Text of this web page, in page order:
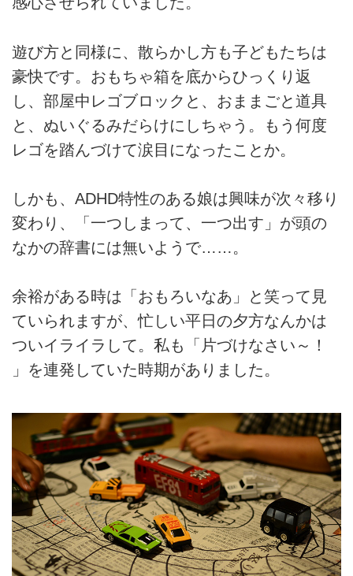
遊び方と同様に、散らかし方も子どもたちは
豪快です。おもちゃ箱を底からひっくり返
し、部屋中レゴブロックと、おままごと道具
と、ぬいぐるみだらけにしちゃう。もう何度
レゴを踏んづけて涙目になったことか。
しかも、ADHD特性のある娘は興味が次々移り
変わり、「一つしまって、一つ出す」が頭の
なかの辞書には無いようで……。
余裕がある時は「おもろいなあ」と笑って見
ていられますが、忙しい平日の夕方なんかは
ついイライラして。私も「片づけなさい～！
」を連発していた時期がありました。